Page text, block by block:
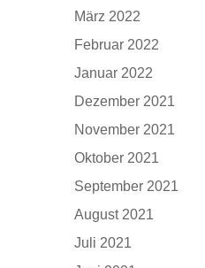
März 2022
Februar 2022
Januar 2022
Dezember 2021
November 2021
Oktober 2021
September 2021
August 2021
Juli 2021